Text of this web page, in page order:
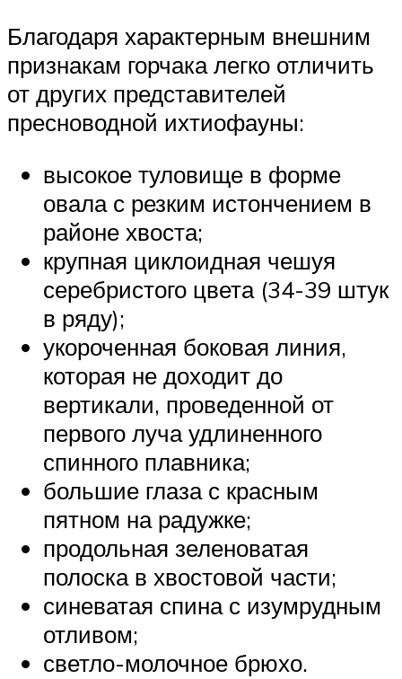
Благодаря характерным внешним
признакам горчака легко отличить
от других представителей
пресноводной ихтиофауны:
высокое туловище в форме
овала с резким истончением в
районе хвоста;
крупная циклоидная чешуя
серебристого цвета (34-39 штук
в ряду);
укороченная боковая линия,
которая не доходит до
вертикали, проведенной от
первого луча удлиненного
спинного плавника;
большие глаза с красным
пятном на радужке;
продольная зеленоватая
полоска в хвостовой части;
синеватая спина с изумрудным
отливом;
светло-молочное брюхо.